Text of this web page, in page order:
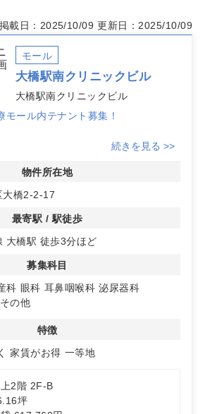
掲載日：2025/10/09 更新日：2025/10/09
モール
大橋駅南クリニックビル
大橋駅南クリニックビル
ール内テナント募集！
目（西鉄天神大牟田線「大橋」駅 徒歩
テナントビル
・調剤薬局・保育施設が入居中
皮膚科に最適！
があり、子育て世代の来院が見込め
歩3分の好立地！
業施設が充実
ク開業に最適な環境です。
続きを見る >>
物件所在地
大橋2-2-17
最寄駅 / 駅徒歩
大橋駅 徒歩3分ほど
募集科目
科 眼科 耳鼻咽喉科 泌尿器科
その他
特徴
家賃がお得 一等地
2階 2F-B
坪